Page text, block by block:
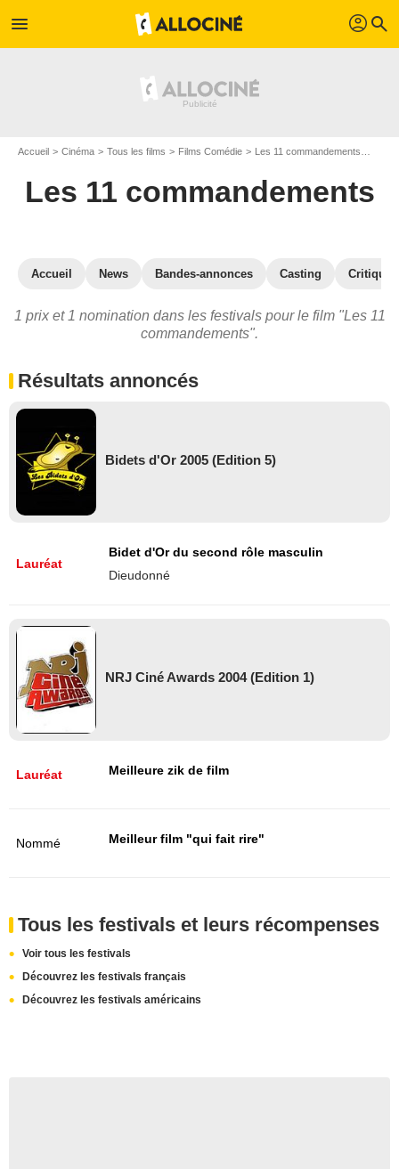
menu profil search
Accueil Cinéma Tous les films Films Comédie Les 11 commandements
Les 11 commandements
Accueil News Bandes-annonces Casting
1 prix et 1 nomination dans les festivals pour le film "Les 11
commandements".
Résultats annoncés
Bidets d'Or 2005 (Edition 5)
Lauréat
Bidet d'Or du second rôle masculin
Dieudonné
NRJ Ciné Awards 2004 (Edition 1)
Lauréat Meilleure zik de film
Nommé Meilleur film "qui fait rire"
Tous les festivals et leurs récompenses
Voir tous les festivals
Découvrez les festivals français
Découvrez les festivals américains